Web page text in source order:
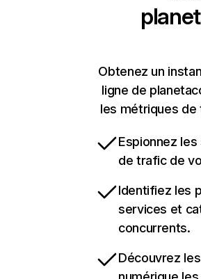
Obtenez un
ligne de
les métriques
Espionnez
de trafic de
Identifiez les
services et
concurrents.
Découvrez